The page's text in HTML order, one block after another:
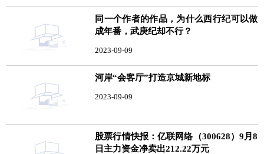
同一个作者的作品，为什么西行纪可以做
成年番，武庚纪却不行？
2023-09-09
河岸“会客厅”打造京城新地标
2023-09-09
股票行情快报：亿联网络（300628）9月8
日主力资金净卖出212.22万元